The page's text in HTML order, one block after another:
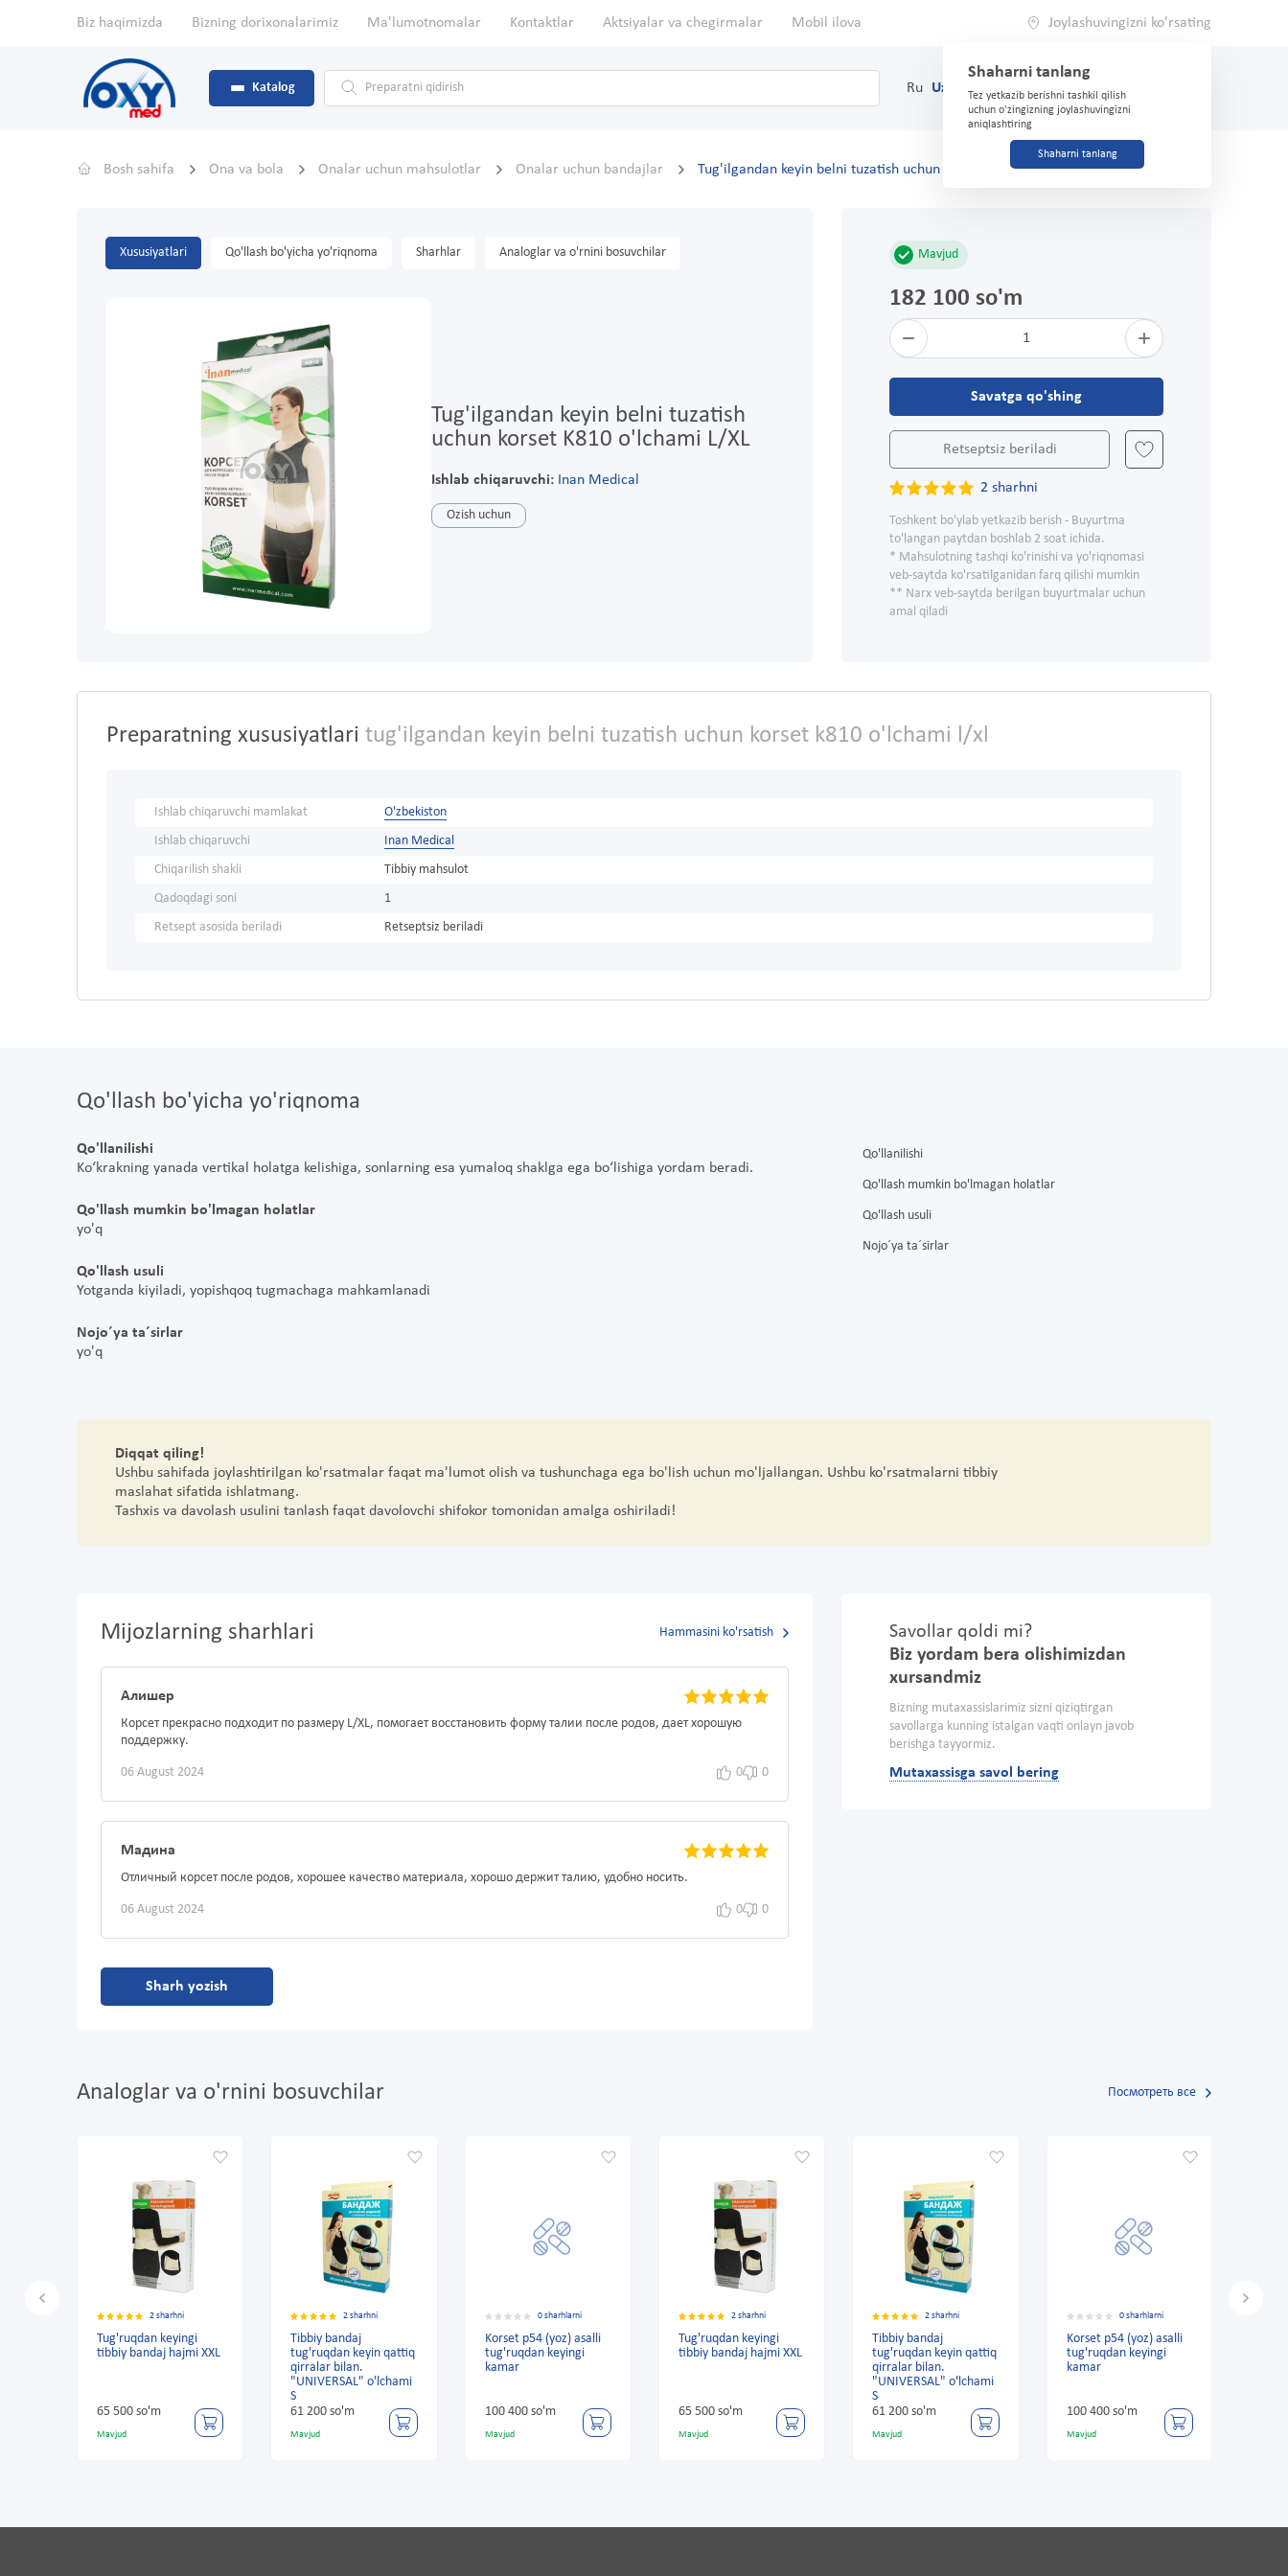
Biz haqimizda Bizning dorixonalarimiz Ma'lumotnomalar Kontaktlar Aktsiyalar va chegirmalar Mobil ilova Joylashuvingizni ko'rsating
Shaharni tanlang
Tez yetkazib berishni tashkil qilish
uchun o'zingizning joylashuvingizni
aniqlashtiring
Shaharni tanlang
Katalog Ru Uz (71) 200-03-03
Bosh sahifa Ona va bola Onalar uchun mahsulotlar Onalar uchun bandajlar Tug'ilgandan keyin belni tuzatish uchun korset K810 o'lchami L/XL
Xususiyatlari Qo'llash bo'yicha yo'riqnoma Sharhlar Analoglar va o'rnini bosuvchilar
Tug'ilgandan keyin belni tuzatish
uchun korset K810 o'lchami L/XL
Ishlab chiqaruvchi: Inan Medical
Ozish uchun
Mavjud
182 100 so'm
1
Savatga qo'shing
Retseptsiz beriladi
2 sharhni
Toshkent bo'ylab yetkazib berish - Buyurtma
to'langan paytdan boshlab 2 soat ichida.
* Mahsulotning tashqi ko'rinishi va yo'riqnomasi
veb-saytda ko'rsatilganidan farq qilishi mumkin
** Narx veb-saytda berilgan buyurtmalar uchun
amal qiladi
Preparatning xususiyatlari tug'ilgandan keyin belni tuzatish uchun korset k810 o'lchami l/xl
Ishlab chiqaruvchi mamlakat
O'zbekiston
Ishlab chiqaruvchi
Inan Medical
Chiqarilish shakli
Tibbiy mahsulot
Qadoqdagi soni
1
Retsept asosida beriladi
Retseptsiz beriladi
Qo'llash bo'yicha yo'riqnoma
Qo'llanilishi
Ko‘krakning yanada vertikal holatga kelishiga, sonlarning esa yumaloq shaklga ega bo‘lishiga yordam beradi.
Qo'llash mumkin bo'lmagan holatlar
yo'q
Qo'llash usuli
Yotganda kiyiladi, yopishqoq tugmachaga mahkamlanadi
Nojo´ya ta´sirlar
yo'q
Qo'llanilishi
Qo'llash mumkin bo'lmagan holatlar
Qo'llash usuli
Nojo´ya ta´sirlar
Diqqat qiling!
Ushbu sahifada joylashtirilgan ko'rsatmalar faqat ma'lumot olish va tushunchaga ega bo'lish uchun mo'ljallangan. Ushbu ko'rsatmalarni tibbiy
maslahat sifatida ishlatmang.
Tashxis va davolash usulini tanlash faqat davolovchi shifokor tomonidan amalga oshiriladi!
Mijozlarning sharhlari Hammasini ko'rsatish
Алишер
Корсет прекрасно подходит по размеру L/XL, помогает восстановить форму талии после родов, дает хорошую
поддержку.
06 August 2024 0 0
Мадина
Отличный корсет после родов, хорошее качество материала, хорошо держит талию, удобно носить.
06 August 2024 0 0
Sharh yozish
Savollar qoldi mi?
Biz yordam bera olishimizdan
xursandmiz
Bizning mutaxassislarimiz sizni qiziqtirgan
savollarga kunning istalgan vaqti onlayn javob
berishga tayyormiz.
Mutaxassisga savol bering
Analoglar va o'rnini bosuvchilar Посмотреть все
2 sharhni
Tug'ruqdan keyingi
tibbiy bandaj hajmi XXL
65 500 so'm
2 sharhni
Tibbiy bandaj
tug'ruqdan keyin qattiq
qirralar bilan.
"UNIVERSAL" o'lchami
61 200 so'm
0 sharhlarni
Korset p54 (yoz) asalli
tug'ruqdan keyingi
100 400 so'm
2 sharhni
Tug'ruqdan keyingi
tibbiy bandaj hajmi XXL
65 500 so'm
2 sharhni
Tibbiy bandaj
tug'ruqdan keyin qattiq
qirralar bilan.
"UNIVERSAL" o'lchami
61 200 so'm
0 sharhlarni
Korset p54 (yoz) asalli
tug'ruqdan keyingi
100 400 so'm